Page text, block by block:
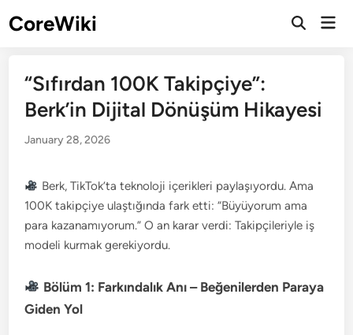
toCoreWiki
Open
“Sıfırdan 100K Takipçiye”:
Berk’in Dijital Dönüşüm Hikayesi
January 28, 2026
Berk, TikTok’ta teknoloji içerikleri paylaşıyordu. Ama
100K takipçiye ulaştığında fark etti: “Büyüyorum ama
para kazanamıyorum.” O an karar verdi: Takipçileriyle iş
modeli kurmak gerekiyordu.
Bölüm 1: Farkındalık Anı – Beğenilerden Paraya
Giden Yol